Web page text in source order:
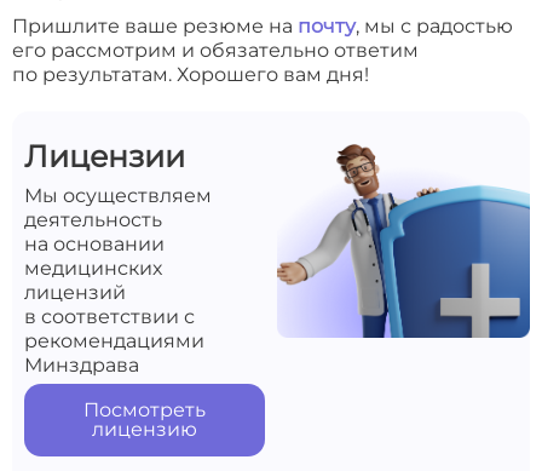
Пришлите ваше резюме на почту, мы с радостью
его рассмотрим и обязательно ответим
по результатам. Хорошего вам дня!
Лицензии
Мы осуществляем
деятельность
на основании
медицинских
лицензий
в соответствии с
рекомендациями
Минздрава
Посмотреть
лицензию